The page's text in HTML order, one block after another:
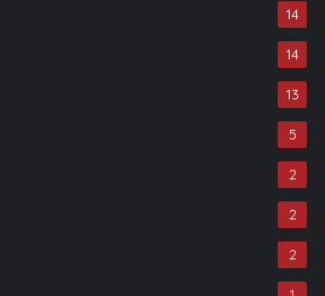
14
14
13
5
2
2
2